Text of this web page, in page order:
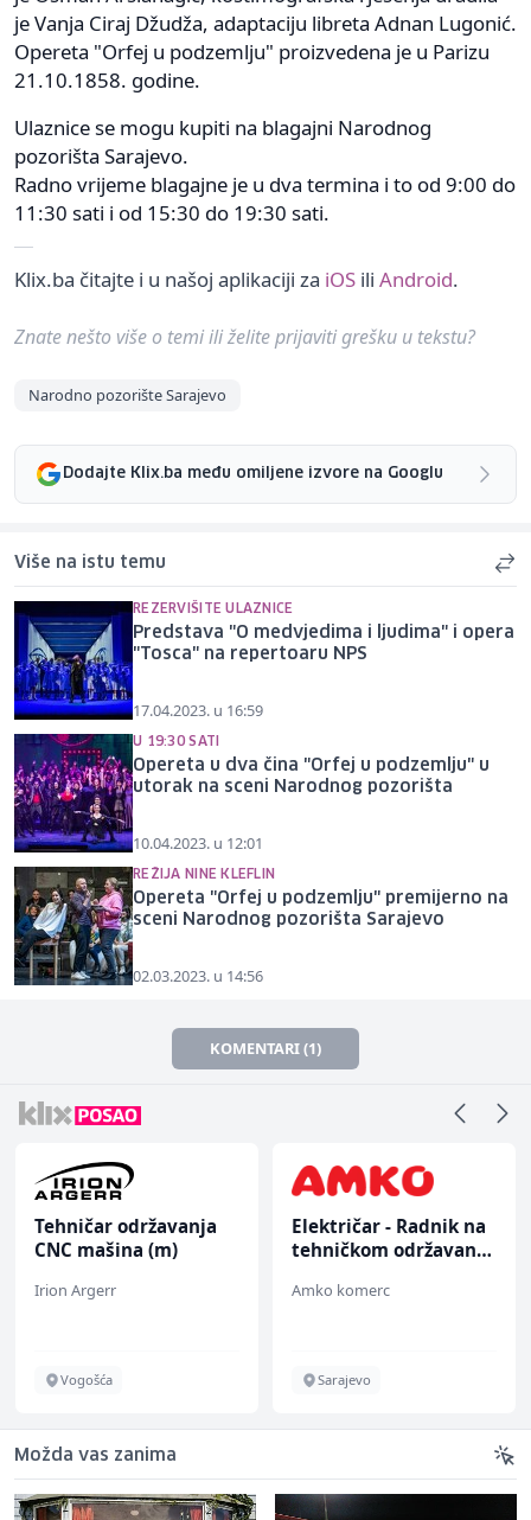
je Vanja Ciraj Džudža, adaptaciju libreta Adnan Lugonić.
Opereta "Orfej u podzemlju" proizvedena je u Parizu
21.10.1858. godine.
Ulaznice se mogu kupiti na blagajni Narodnog
pozorišta Sarajevo.
Radno vrijeme blagajne je u dva termina i to od 9:00 do
11:30 sati i od 15:30 do 19:30 sati.
Klix.ba čitajte i u našoj aplikaciji za iOS ili Android.
Znate nešto više o temi ili želite prijaviti grešku u tekstu?
Narodno pozorište Sarajevo
Dodajte Klix.ba među omiljene izvore na Googlu
Više na istu temu
REZERVIŠITE ULAZNICE
Predstava "O medvjedima i ljudima" i opera
"Tosca" na repertoaru NPS
17.04.2023. u 16:59
U 19:30 SATI
Opereta u dva čina "Orfej u podzemlju" u
utorak na sceni Narodnog pozorišta
10.04.2023. u 12:01
REŽIJA NINE KLEFLIN
Opereta "Orfej u podzemlju" premijerno na
sceni Narodnog pozorišta Sarajevo
02.03.2023. u 14:56
KOMENTARI (1)
Tehničar održavanja
CNC mašina (m)
Irion Argerr
Vogošća
Električar - Radnik na
tehničkom održavanju
Amko komerc
Sarajevo
Možda vas zanima